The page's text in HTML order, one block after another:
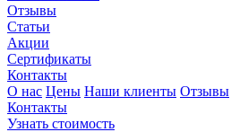
Отзывы
Статьи
Акции
Сертификаты
Контакты
О нас Цены Наши клиенты Отзывы
Контакты
Узнать стоимость